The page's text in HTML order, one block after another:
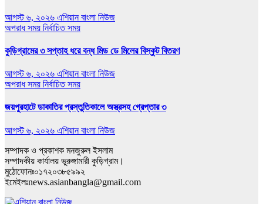
আগস্ট ৬, ২০২৬ এশিয়ান বাংলা নিউজ
অপরাধ সময় নির্বাচিত সময়
কুড়িগ্রামের ৩ সপ্তাহ ধরে বন্ধ মিড ডে মিলের বিস্কুট বিতরণ
আগস্ট ৬, ২০২৬ এশিয়ান বাংলা নিউজ
অপরাধ সময় নির্বাচিত সময়
জয়পুরহাটে ডাকাতির প্রস্তুতিকালে অস্ত্রসহ গ্রেপ্তার ৩
আগস্ট ৬, ২০২৬ এশিয়ান বাংলা নিউজ
সম্পাদক ও প্রকাশক মনজুরুল ইসলাম
সম্পাদকীয় কার্যালয় ভুরুঙ্গামারী কুড়িগ্রাম।
মুঠোফোনঃ০১৭২০৩৮৫৯৯২
ইমেইলঃnews.asianbangla@gmail.com